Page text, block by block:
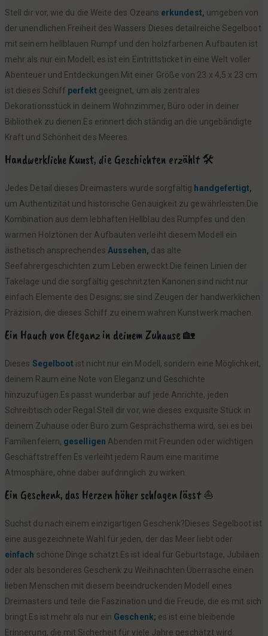
Stell dir vor, wie du die Weite des Ozeans erkundest, umgeben von
der unendlichen Freiheit des Wassers.Dieses detailreiche Segelboot
mit seinem hellblauen Rumpf und den holzfarbenen Aufbauten ist
mehr als nur ein Modell; es ist ein Eintrittsticket in eine Welt voller
Abenteuer und Entdeckungen.Mit einer Größe von 23 x 4,5 x 23 cm
ist dieses Schiff perfekt geeignet, um als zentrales
Dekorationsstück in deinem Wohnzimmer, Büro oder in deiner
Bibliothek zu dienen.Es erinnert dich ständig an die ungebändigte
Kraft und Schönheit des Meeres.
Handwerkliche Kunst, die Geschichten erzählt 🛠️
Jedes Detail dieses Dreimasters wurde sorgfältig handgefertigt,
um Authentizität und historische Genauigkeit zu gewährleisten.Die
Kombination aus dem lebhaften Hellblau des Rumpfes und den
warmen Holztönen der Aufbauten verleiht diesem Modell ein
ästhetisch ansprechendes Aussehen, das alte
Seefahrergeschichten zum Leben erweckt.Die feinen Linien der
Takelage und die sorgfältig geschnitzten Kanonen sind nicht nur
einfach Elemente des Designs; sie sind Zeugen der handwerklichen
Präzision, die dieses Schiff zu einem wahren Kunstwerk machen.
Ein Hauch von Eleganz in deinem Zuhause 🏡
Dieses Segelboot ist nicht nur ein Modell, sondern eine Möglichkeit,
deinem Raum eine Note von Eleganz und Geschichte
hinzuzufügen.Es passt wunderbar auf jede Anrichte, jeden
Schreibtisch oder Regal.Stell dir vor, wie dieses exquisite Stück in
deinem Zuhause oder Büro zum Gesprächsthema wird, sei es bei
Familienfeiern, geselligen Abenden mit Freunden oder wichtigen
Geschäftstreffen.Es verleiht jedem Raum eine maritime
Atmosphäre, ohne dabei aufdringlich zu wirken.
Ein Geschenk, das Herzen höher schlagen lässt ⛵
Suchst du nach einem einzigartigen Geschenk?Dieses Segelboot ist
eine ausgezeichnete Wahl für jeden, der das Meer liebt oder
einfach schöne Dinge schätzt.Es ist ideal für Geburtstage, Jubiläen
oder als besonderes Geschenk zu Weihnachten.Überrasche einen
lieben Menschen mit diesem beeindruckenden Modell eines
Dreimasters und teile die Faszination und die Freude, die es mit sich
bringt.Es ist mehr als nur ein Geschenk; es ist eine bleibende
Erinnerung, die mit Sicherheit für viele Jahre geschätzt wird.